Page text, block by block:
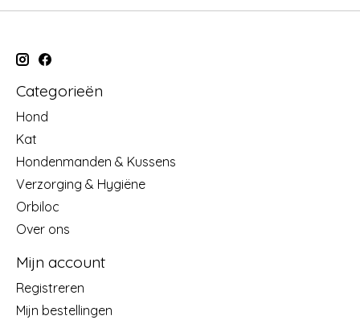
Categorieën
Hond
Kat
Hondenmanden & Kussens
Verzorging & Hygiëne
Orbiloc
Over ons
Mijn account
Registreren
Mijn bestellingen